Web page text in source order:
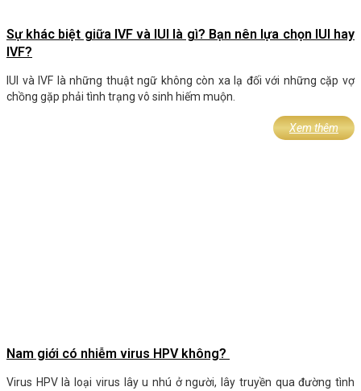
Sự khác biệt giữa IVF và IUI là gì? Bạn nên lựa chọn IUI hay
IVF?
IUI và IVF là những thuật ngữ không còn xa lạ đối với những cặp vợ
chồng gặp phải tình trạng vô sinh hiếm muộn.
Xem thêm
Nam giới có nhiễm virus HPV không?
Virus HPV là loại virus lây u nhú ở người, lây truyền qua đường tình